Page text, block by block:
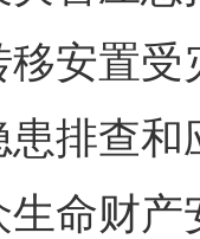
安置
排查
命财产